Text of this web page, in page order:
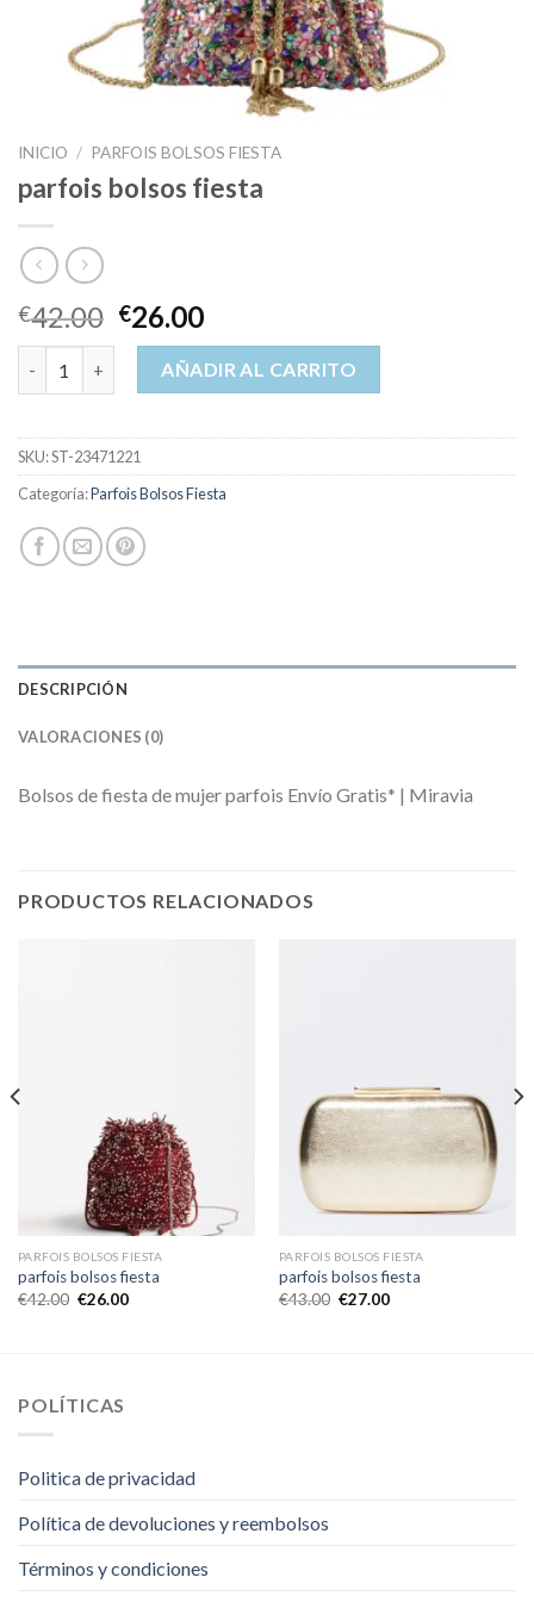
INICIO / PARFOIS BOLSOS FIESTA
parfois bolsos fiesta
€42.00 €26.00
parfois bolsos fiesta cantidadAÑADIR AL CARRITO
SKU:ST-23471221
Categoría:Parfois Bolsos Fiesta
DESCRIPCIÓN
VALORACIONES (0)
Bolsos de fiesta de mujer parfois Envío Gratis* | Miravia
PRODUCTOS RELACIONADOS
PARFOIS BOLSOS FIESTA
parfois bolsos fiesta
€42.00 €26.00
PARFOIS BOLSOS FIESTA
parfois bolsos fiesta
€43.00 €27.00
POLÍTICAS
Politica de privacidad
Política de devoluciones y reembolsos
Términos y condiciones